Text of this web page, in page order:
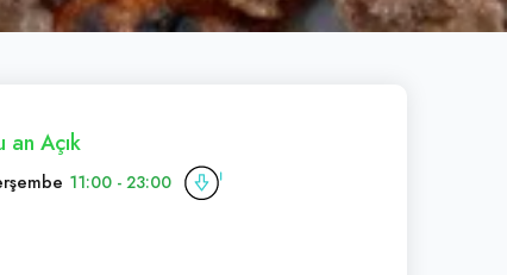
an Açık
11:00 - 23:00